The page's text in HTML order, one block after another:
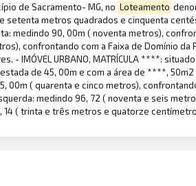
de Sacramento- MG, no Loteamento
metros quadrados e cinquenta
medindo 90, 00m ( noventa metros),
confrontando com a Faixa de Domínio da
URBANO, MATRÍCULA ****:
testada de 45, 00m e com a área de ****,
( quarenta e cinco metros),
medindo 96, 72 ( noventa e seis
( trinta e três metros e quatorze